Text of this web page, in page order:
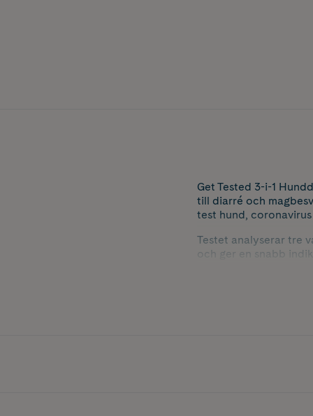
Get Tested 3-i-1
till diarré och
test hund,
Testet analyserar tre
och ger en snabb